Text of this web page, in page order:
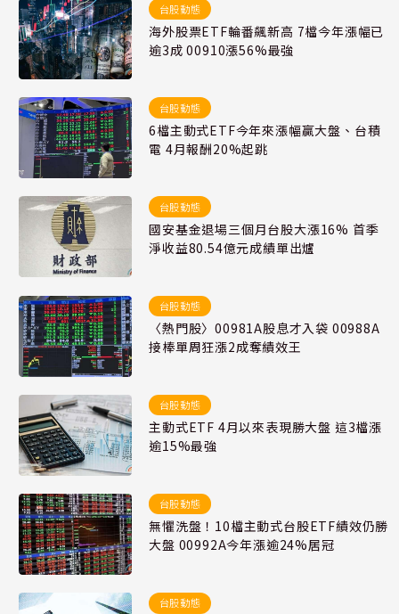
台股動態
海外股票ETF輪番飆新高 7檔今年漲幅已
逾3成 00910漲56%最強
台股動態
6檔主動式ETF今年來漲幅贏大盤、台積
電 4月報酬20%起跳
台股動態
國安基金退場三個月台股大漲16% 首季
淨收益80.54億元成績單出爐
台股動態
〈熱門股〉00981A股息才入袋 00988A
接棒單周狂漲2成奪績效王
台股動態
主動式ETF 4月以來表現勝大盤 這3檔漲
逾15%最強
台股動態
無懼洗盤！10檔主動式台股ETF績效仍勝
大盤 00992A今年漲逾24%居冠
台股動態